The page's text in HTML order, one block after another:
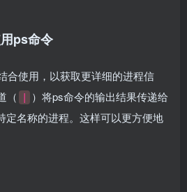
ps命令
合使用，以获取更详细的进程信
（
）将ps命令的输出结果传递给
定名称的进程。这样可以更方便地